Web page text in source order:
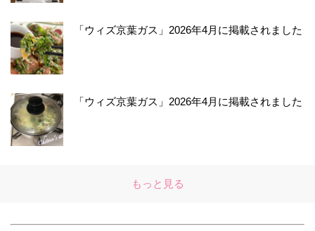
「ウィズ京葉ガス」2026年4月に掲載されました
「ウィズ京葉ガス」2026年4月に掲載されました
もっと見る